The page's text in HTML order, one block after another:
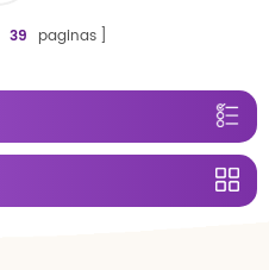
para pieles sensibles.
Suministro OEM
39 paginas